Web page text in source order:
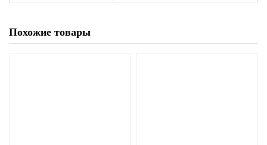
Похожие товары